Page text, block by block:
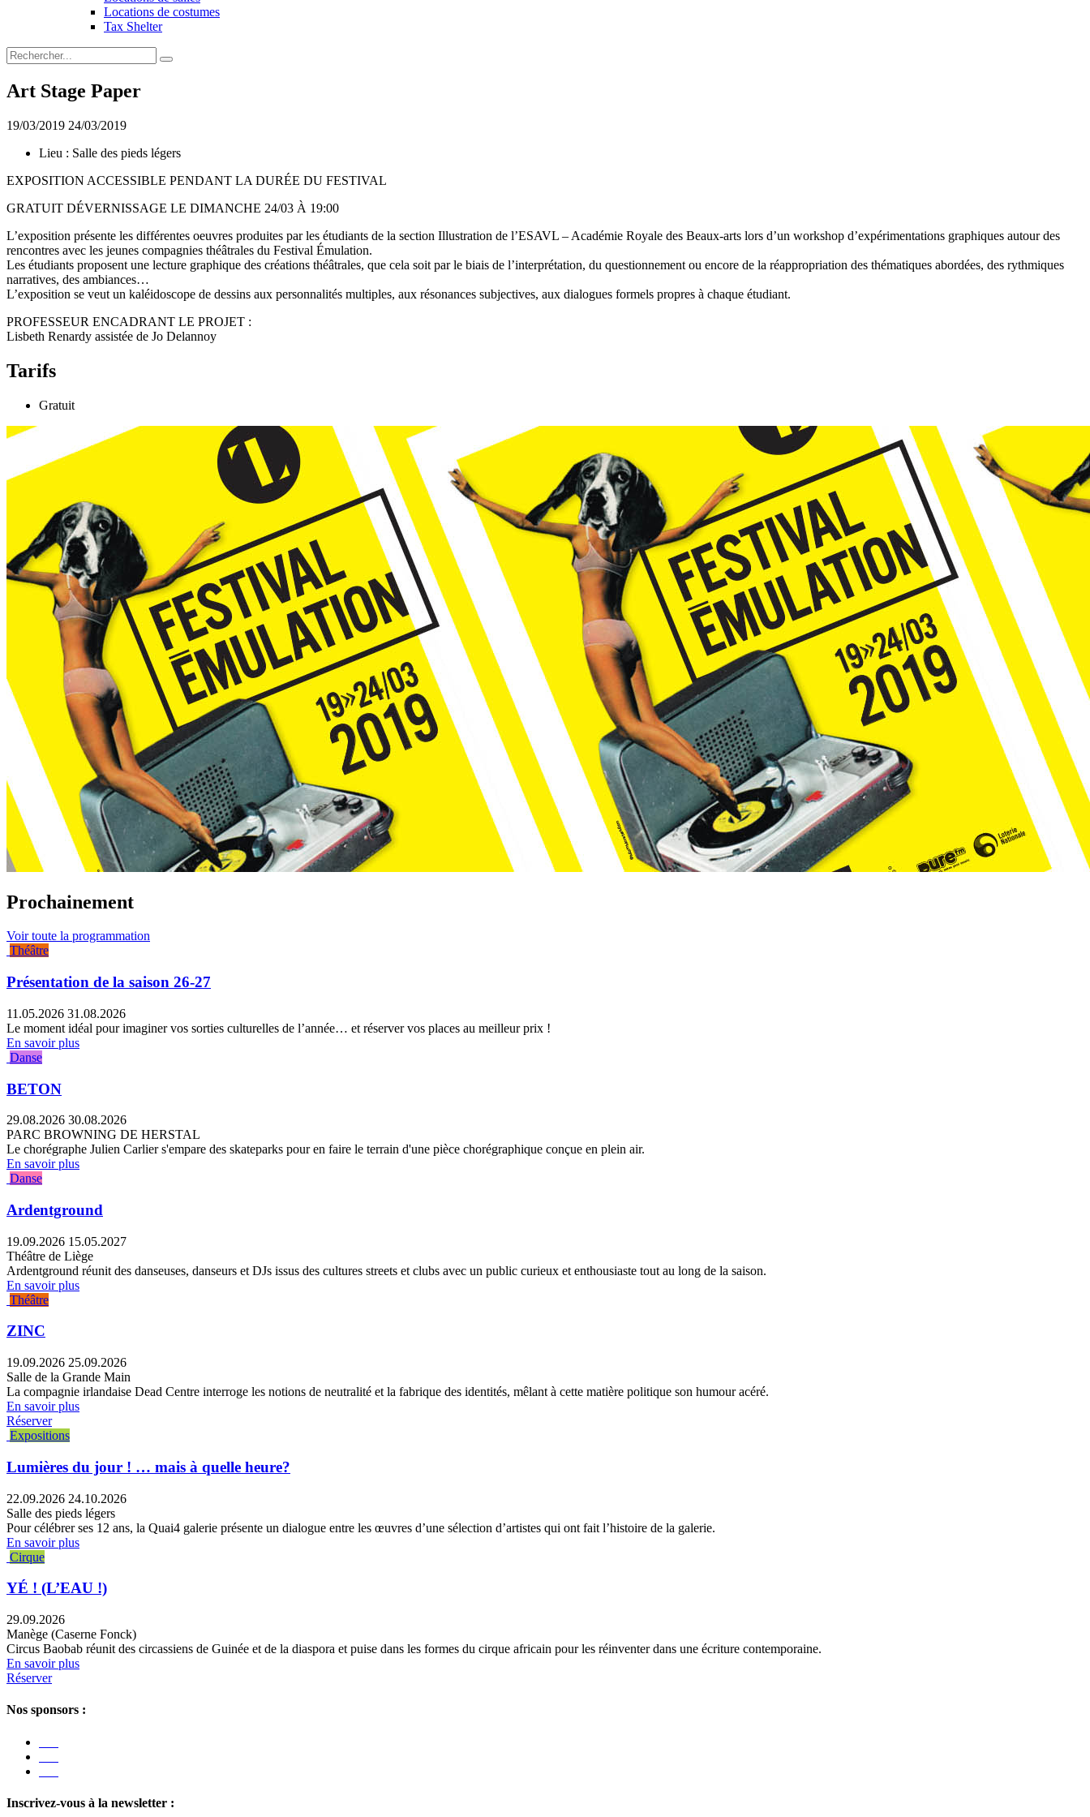
Locations de costumes
Tax Shelter
Art Stage Paper
19/03/2019 24/03/2019
Lieu : Salle des pieds légers
EXPOSITION ACCESSIBLE PENDANT LA DURÉE DU FESTIVAL
GRATUIT DÉVERNISSAGE LE DIMANCHE 24/03 À 19:00
L’exposition présente les différentes oeuvres produites par les étudiants de la section Illustration de l’ESAVL – Académie Royale des Beaux-arts lors d’un workshop d’expérimentations graphiques autour des
rencontres avec les jeunes compagnies théâtrales du Festival Émulation.
Les étudiants proposent une lecture graphique des créations théâtrales, que cela soit par le biais de l’interprétation, du questionnement ou encore de la réappropriation des thématiques abordées, des rythmiques
narratives, des ambiances…
L’exposition se veut un kaléidoscope de dessins aux personnalités multiples, aux résonances subjectives, aux dialogues formels propres à chaque étudiant.
PROFESSEUR ENCADRANT LE PROJET :
Lisbeth Renardy assistée de Jo Delannoy
Tarifs
Gratuit
Prochainement
Voir toute la programmation
Théâtre
Présentation de la saison 26-27
11.05.2026 31.08.2026
Le moment idéal pour imaginer vos sorties culturelles de l’année… et réserver vos places au meilleur prix !
En savoir plus
Danse
BETON
29.08.2026 30.08.2026
PARC BROWNING DE HERSTAL
Le chorégraphe Julien Carlier s'empare des skateparks pour en faire le terrain d'une pièce chorégraphique conçue en plein air.
En savoir plus
Danse
Ardentground
19.09.2026 15.05.2027
Théâtre de Liège
Ardentground réunit des danseuses, danseurs et DJs issus des cultures streets et clubs avec un public curieux et enthousiaste tout au long de la saison.
En savoir plus
Théâtre
ZINC
19.09.2026 25.09.2026
Salle de la Grande Main
La compagnie irlandaise Dead Centre interroge les notions de neutralité et la fabrique des identités, mêlant à cette matière politique son humour acéré.
En savoir plus
Réserver
Expositions
Lumières du jour ! … mais à quelle heure?
22.09.2026 24.10.2026
Salle des pieds légers
Pour célébrer ses 12 ans, la Quai4 galerie présente un dialogue entre les œuvres d’une sélection d’artistes qui ont fait l’histoire de la galerie.
En savoir plus
Cirque
YÉ ! (L’EAU !)
29.09.2026
Manège (Caserne Fonck)
Circus Baobab réunit des circassiens de Guinée et de la diaspora et puise dans les formes du cirque africain pour les réinventer dans une écriture contemporaine.
En savoir plus
Réserver
Nos sponsors :
Inscrivez-vous à la newsletter :